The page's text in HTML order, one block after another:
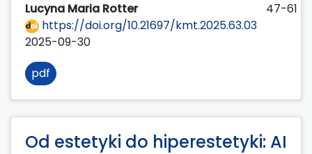
Lucyna Maria Rotter
47-61
https://doi.org/10.21697/kmt.2025.63.03
2025-09-30
pdf
Od estetyki do hiperestetyki: AI